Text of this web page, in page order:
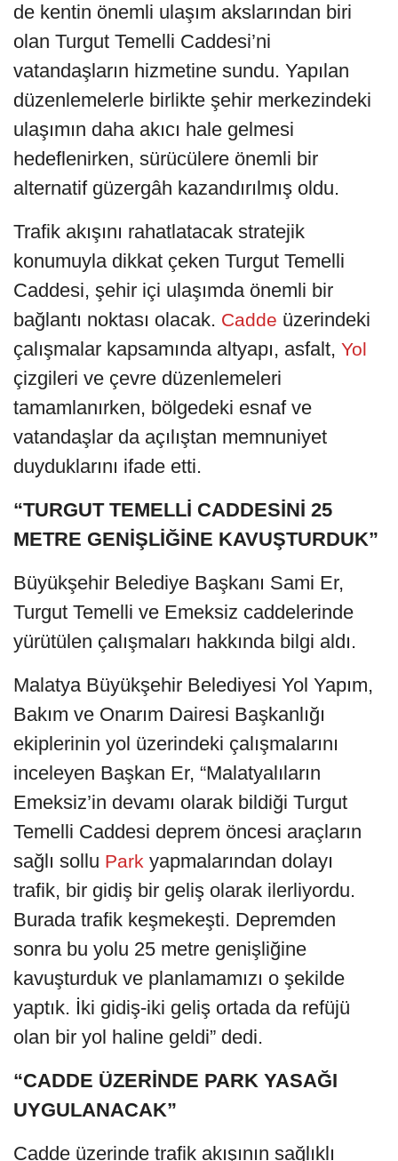
de kentin önemli ulaşım akslarından biri
olan Turgut Temelli Caddesi’ni
vatandaşların hizmetine sundu. Yapılan
düzenlemelerle birlikte şehir merkezindeki
ulaşımın daha akıcı hale gelmesi
hedeflenirken, sürücülere önemli bir
alternatif güzergâh kazandırılmış oldu.
Trafik akışını rahatlatacak stratejik
konumuyla dikkat çeken Turgut Temelli
Caddesi, şehir içi ulaşımda önemli bir
bağlantı noktası olacak. Cadde üzerindeki
çalışmalar kapsamında altyapı, asfalt, Yol
çizgileri ve çevre düzenlemeleri
tamamlanırken, bölgedeki esnaf ve
vatandaşlar da açılıştan memnuniyet
duyduklarını ifade etti.
“TURGUT TEMELLİ CADDESİNİ 25
METRE GENİŞLİĞİNE KAVUŞTURDUK”
Büyükşehir Belediye Başkanı Sami Er,
Turgut Temelli ve Emeksiz caddelerinde
yürütülen çalışmaları hakkında bilgi aldı.
Malatya Büyükşehir Belediyesi Yol Yapım,
Bakım ve Onarım Dairesi Başkanlığı
ekiplerinin yol üzerindeki çalışmalarını
inceleyen Başkan Er, “Malatyalıların
Emeksiz’in devamı olarak bildiği Turgut
Temelli Caddesi deprem öncesi araçların
sağlı sollu Park yapmalarından dolayı
trafik, bir gidiş bir geliş olarak ilerliyordu.
Burada trafik keşmekeşti. Depremden
sonra bu yolu 25 metre genişliğine
kavuşturduk ve planlamamızı o şekilde
yaptık. İki gidiş-iki geliş ortada da refüjü
olan bir yol haline geldi” dedi.
“CADDE ÜZERİNDE PARK YASAĞI
UYGULANACAK”
Cadde üzerinde trafik akışının sağlıklı